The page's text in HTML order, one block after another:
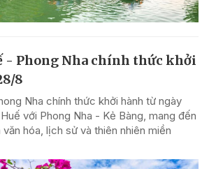
- Phong Nha chính thức khởi
8
Nha chính thức khởi hành từ ngày
với Phong Nha - Kẻ Bàng, mang đến
văn hóa, lịch sử và thiên nhiên miền